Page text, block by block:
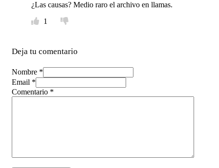
¿Las causas? Medio raro el archivo en llamas.
1
Deja tu comentario
Nombre *
Email *
Comentario *